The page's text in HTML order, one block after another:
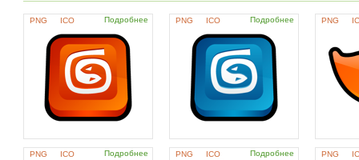
PNG ICO Подробнее PNG ICO Подробнее PNG
PNG ICO Подробнее PNG ICO Подробнее PNG